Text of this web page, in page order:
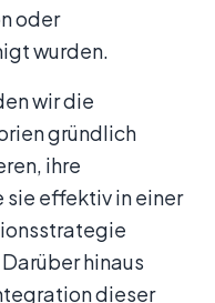
oder
wurden.
wir die
gründlich
ihre
effektiv in einer
hinaus
dieser